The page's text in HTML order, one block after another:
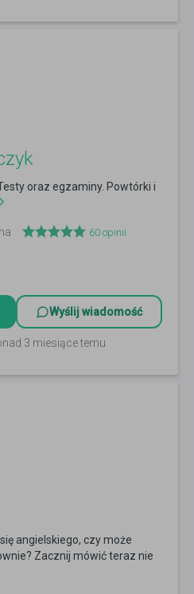
oraz egzaminy. Powtórki i
60 opinii
Wyślij wiadomość
3 miesiące temu
angielskiego, czy może
Zacznij mówić teraz nie